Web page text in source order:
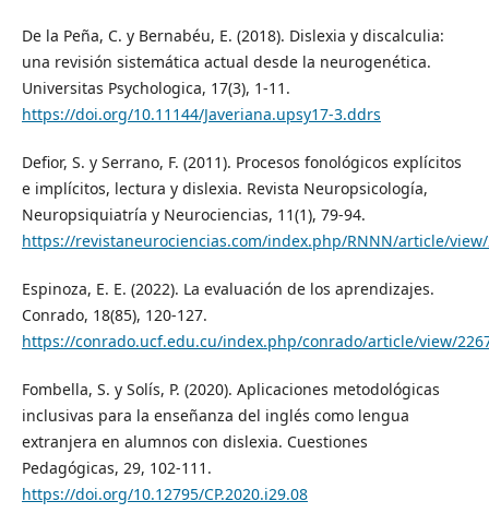
De la Peña, C. y Bernabéu, E. (2018). Dislexia y discalculia:
una revisión sistemática actual desde la neurogenética.
Universitas Psychologica, 17(3), 1-11.
https://doi.org/10.11144/Javeriana.upsy17-3.ddrs
Defior, S. y Serrano, F. (2011). Procesos fonológicos explícitos
e implícitos, lectura y dislexia. Revista Neuropsicología,
Neuropsiquiatría y Neurociencias, 11(1), 79-94.
https://revistaneurociencias.com/index.php/RNNN/article/
Espinoza, E. E. (2022). La evaluación de los aprendizajes.
Conrado, 18(85), 120-127.
https://conrado.ucf.edu.cu/index.php/conrado/article/view/
Fombella, S. y Solís, P. (2020). Aplicaciones metodológicas
inclusivas para la enseñanza del inglés como lengua
extranjera en alumnos con dislexia. Cuestiones
Pedagógicas, 29, 102-111.
https://doi.org/10.12795/CP.2020.i29.08